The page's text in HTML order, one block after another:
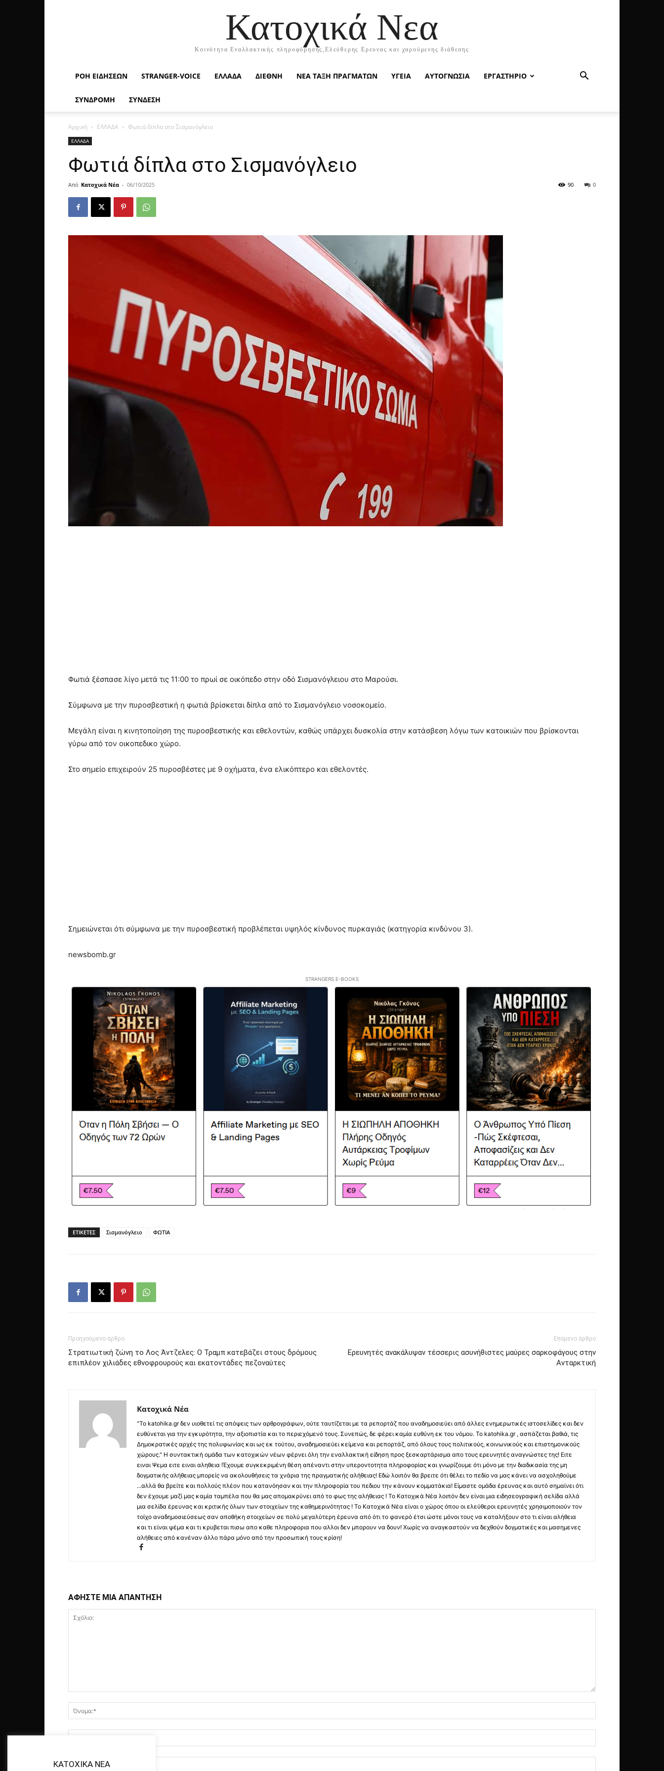
Κατοχικά Νεα
Κοινότητα Εναλλακτικής πληροφόρησης,Ελεύθερης Ερευνας και χαρούμενης διάθεσης
ΡΟΉ ΕΙΔΉΣΕΩΝ STRANGER-VOICE ΕΛΛΑΔΑ ΔΙΕΘΝΗ ΝΕΑ ΤΑΞΗ ΠΡΑΓΜΑΤΩΝ ΥΓΕΙΑ ΑΥΤΟΓΝΩΣΙΑ ΕΡΓΑΣΤΗΡΙΟ
ΣΥΝΔΡΟΜΗ ΣΥΝΔΕΣΗ
Αρχική ΕΛΛΑΔΑ Φωτιά δίπλα στο Σισμανόγλειο
ΕΛΛΑΔΑ
Φωτιά δίπλα στο Σισμανόγλειο
Από Κατοχικά Νέα - 06/10/2025 0
90
Φωτιά ξέσπασε λίγο μετά τις 11:00 το πρωί σε οικόπεδο στην οδό Σισμανόγλειου στο Μαρούσι.
Σύμφωνα με την πυροσβεστική η φωτιά βρίσκεται δίπλα από το Σισμανόγλειο νοσοκομείο.
Μεγάλη είναι η κινητοποίηση της πυροσβεστικής και εθελοντών, καθώς υπάρχει δυσκολία στην κατάσβεση λόγω των κατοικιών που βρίσκονται
γύρω από τον οικοπεδικο χώρο.
Στο σημείο επιχειρούν 25 πυροσβέστες με 9 οχήματα, ένα ελικόπτερο και εθελοντές.
Σημειώνεται ότι σύμφωνα με την πυροσβεστική προβλέπεται υψηλός κίνδυνος πυρκαγιάς (κατηγορία κινδύνου 3).
newsbomb.gr
STRANGERS E-BOOKS
ΕΤΙΚΕΤΕΣ Σισμανόγλειο ΦΩΤΙΑ
Προηγούμενο άρθρο
Στρατιωτική ζώνη το Λος Άντζελες: Ο Τραμπ κατεβάζει στους δρόμους
επιπλέον χιλιάδες εθνοφρουρούς και εκατοντάδες πεζοναύτες
Επόμενο άρθρο
Ερευνητές ανακάλυψαν τέσσερις ασυνήθιστες μαύρες σαρκοφάγους στην
Ανταρκτική
Κατοχικά Νέα
"Το katohika.gr δεν υιοθετεί τις απόψεις των αρθρογράφων, ούτε ταυτίζεται με τα ρεπορτάζ που αναδημοσιεύει από άλλες ενημερωτικές ιστοσελίδες και δεν
ευθύνεται για την εγκυρότητα, την αξιοπιστία και το περιεχόμενό τους. Συνεπώς, δε φέρει καμία ευθύνη εκ του νόμου. Το katohika.gr , ασπάζεται βαθιά, τις
Δημοκρατικές αρχές της πολυφωνίας και ως εκ τούτου, αναδημοσιεύει κείμενα και ρεπορτάζ, από όλους τους πολιτικούς, κοινωνικούς και επιστημονικούς
χώρους." Η συντακτική ομάδα των κατοχικών νέων φέρνει όλη την εναλλακτική είδηση προς ξεσκαρτάρισμα απο τους ερευνητές αναγνώστες της! Ειτε
ειναι Ψεμα ειτε ειναι αληθεια !Έχουμε συγκεκριμένη θέση απέναντι στην υπεροντοτητα πληροφορίας και γνωρίζουμε ότι μόνο με την διαδικασία της μη
δογματικής αλήθειας μπορείς να ακολουθήσεις τα χνάρια της πραγματικής αλήθειας! Εδώ λοιπόν θα βρειτε ότι θέλει το πεδίο να μας κάνει να ασχοληθούμε
...αλλά θα βρείτε και πολλούς πλέον που κατανόησαν και την πληροφορία του πεδιου την κάνουν κομματάκια! Είμαστε ομάδα έρευνας και αυτό σημαίνει ότι
δεν έχουμε μαζί μας καμία ταμπέλα που θα μας απομακρύνει από το φως της αλήθειας ! Το Κατοχικά Νέα λοιπόν δεν είναι μια ειδησεογραφική σελίδα αλλά
μια σελίδα έρευνας και κριτικής όλων των στοιχείων της καθημερινότητας ! Το Κατοχικά Νέα είναι ο χώρος όπου οι ελεύθεροι ερευνητές χρησιμοποιούν τον
τοίχο αναδημοσιεύσεως σαν αποθήκη στοιχείων σε πολύ μεγαλύτερη έρευνα από ότι το φανερό έτσι ώστε μόνοι τους να καταλήξουν στο τι είναι αλήθεια
και τι είναι ψέμα και τι κρυβεται πισω απο καθε πληροφορια που αλλοι δεν μπορουν να δουν! Χωρίς να αναγκαστούν να δεχθούν δογματικές και μασημενες
αλήθειες από κανέναν άλλο πάρα μόνο από την προσωπική τους κρίση!
ΑΦΗΣΤΕ ΜΙΑ ΑΠΑΝΤΗΣΗ
KATOXIKA NEA